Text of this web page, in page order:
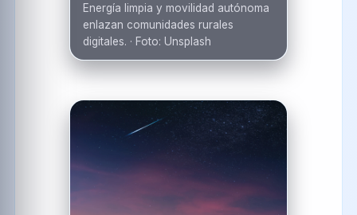
Energía limpia y movilidad autónoma
enlazan comunidades rurales
digitales. · Foto: Unsplash